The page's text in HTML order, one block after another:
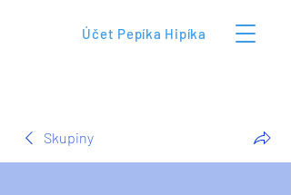
Účet Pepíka Hipíka
Skupiny